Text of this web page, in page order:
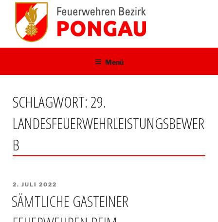
springen
Menü
SCHLAGWORT:29.
LANDESFEUERWEHRLEISTUNGSBEWER
B
VERÖFFENTLICHT
AM
2. JULI 2022
SÄMTLICHE GASTEINER